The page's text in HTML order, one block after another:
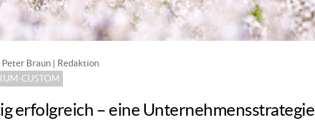
Peter Braun | Redaktion
CUSTOM
erfolgreich – eine Unternehmensstrategie